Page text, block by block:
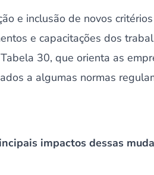
e inclusão de novos
e capacitações dos
30, que orienta as
a algumas normas
impactos dessas